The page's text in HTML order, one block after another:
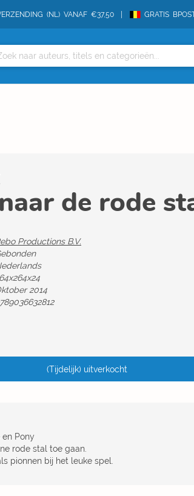
(NL) VANAF €37,50 GRATIS
de rode
Productions B.V.
2014
(Tijdelijk) uitverkocht
en Pony
rode stal toe gaan.
pionnen bij het leuke spel.